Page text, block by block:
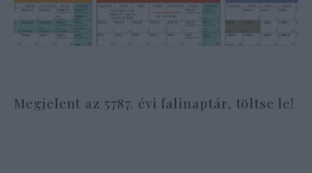
Megjelent az 5787. évi falinaptár, töltse le!